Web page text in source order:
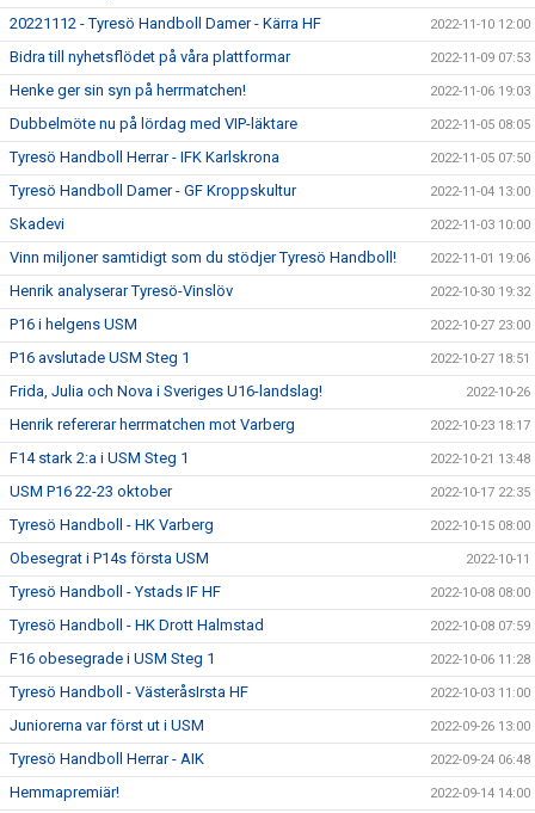
20221112 - Tyresö Handboll Damer - Kärra HF 2022-11-10 12:00
Bidra till nyhetsflödet på våra plattformar 2022-11-09 07:53
Henke ger sin syn på herrmatchen! 2022-11-06 19:03
Dubbelmöte nu på lördag med VIP-läktare 2022-11-05 08:05
Tyresö Handboll Herrar - IFK Karlskrona 2022-11-05 07:50
Tyresö Handboll Damer - GF Kroppskultur 2022-11-04 13:00
Skadevi 2022-11-03 10:00
Vinn miljoner samtidigt som du stödjer Tyresö Handboll! 2022-11-01 19:06
Henrik analyserar Tyresö-Vinslöv 2022-10-30 19:32
P16 i helgens USM 2022-10-27 23:00
P16 avslutade USM Steg 1 2022-10-27 18:51
Frida, Julia och Nova i Sveriges U16-landslag! 2022-10-26
Henrik refererar herrmatchen mot Varberg 2022-10-23 18:17
F14 stark 2:a i USM Steg 1 2022-10-21 13:48
USM P16 22-23 oktober 2022-10-17 22:35
Tyresö Handboll - HK Varberg 2022-10-15 08:00
Obesegrat i P14s första USM 2022-10-11
Tyresö Handboll - Ystads IF HF 2022-10-08 08:00
Tyresö Handboll - HK Drott Halmstad 2022-10-08 07:59
F16 obesegrade i USM Steg 1 2022-10-06 11:28
Tyresö Handboll - VästeråsIrsta HF 2022-10-03 11:00
Juniorerna var först ut i USM 2022-09-26 13:00
Tyresö Handboll Herrar - AIK 2022-09-24 06:48
Hemmapremiär! 2022-09-14 14:00